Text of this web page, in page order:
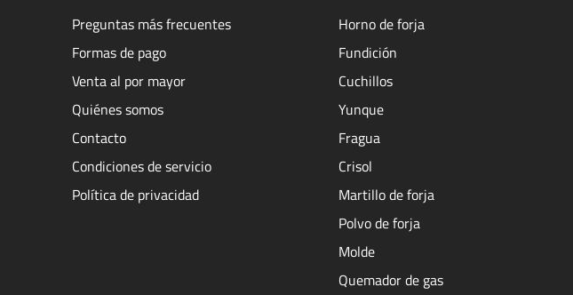
Preguntas más frecuentes
Formas de pago
Venta al por mayor
Quiénes somos
Contacto
Condiciones de servicio
Política de privacidad
Horno de forja
Fundición
Cuchillos
Yunque
Fragua
Crisol
Martillo de forja
Polvo de forja
Molde
Quemador de gas